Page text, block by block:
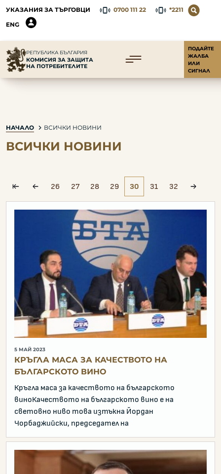
УКАЗАНИЯ ЗА ТЪРГОВЦИ 0700 111 22
*2211
ENG
РЕПУБЛИКА БЪЛГАРИЯ
КОМИСИЯ ЗА ЗАЩИТА
НА ПОТРЕБИТЕЛИТЕ
ПОДАЙТЕ
ЖАЛБА
ИЛИ
СИГНАЛ
НАЧАЛО ВСИЧКИ НОВИНИ
ВСИЧКИ НОВИНИ
pagination.first
pagination.prev
26 27 28 29 30 31 32
5 МАЙ 2023
КРЪГЛА МАСА ЗА КАЧЕСТВОТО НА
БЪЛГАРСКОТО ВИНО
Кръгла маса за качеството на българското
виноКачеството на българското вино е на
световно ниво това изтъкна Йордан
Чорбаджийски, председател на